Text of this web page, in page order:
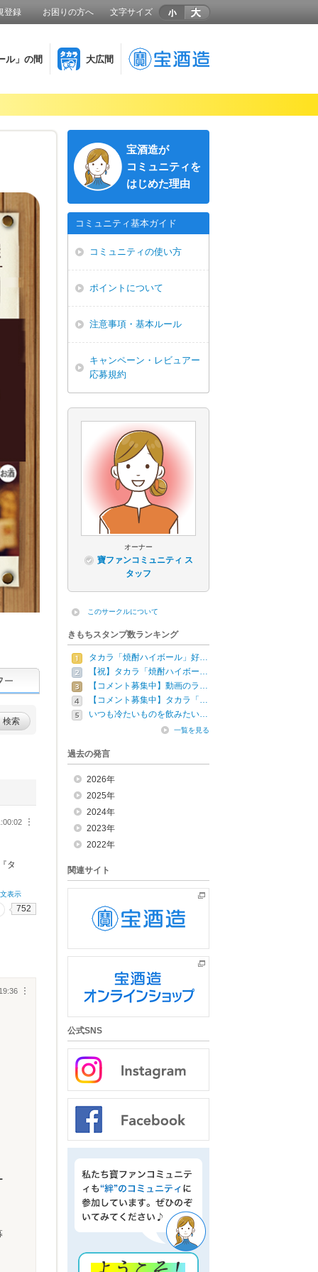
登録 お困りの方へ 文字サイズ
ル」の間 大広間
検索
︙
タ
表示
752
︙
宝酒造が
コミュニティを
はじめた理由
コミュニティ基本ガイド
コミュニティの使い方
ポイントについて
注意事項・基本ルール
キャンペーン・レビュアー
応募規約
オーナー
寶ファンコミュニティ ス
タッフ
このサークルについて
きもちスタンプ数ランキング
タカラ「焼酎ハイボール」好…
【祝】タカラ「焼酎ハイボー…
【コメント募集中】動画のラ…
【コメント募集中】タカラ「…
いつも冷たいものを飲みたい…
一覧を見る
過去の発言
2026年
2025年
2024年
2023年
2022年
関連サイト
公式SNS